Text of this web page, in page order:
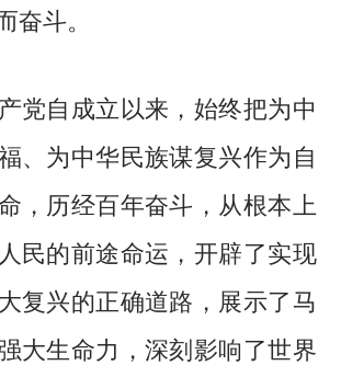
奋斗。
自成立以来，始终把为中
、为中华民族谋复兴作为自
，历经百年奋斗，从根本上
民的前途命运，开辟了实现
复兴的正确道路，展示了马
大生命力，深刻影响了世界